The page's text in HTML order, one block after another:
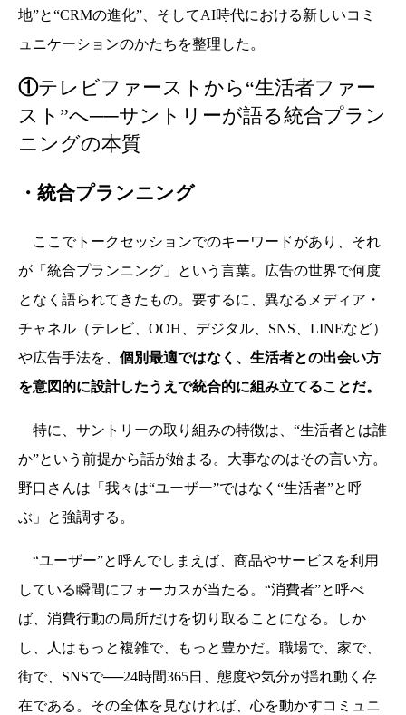
地”と“CRMの進化”、そしてAI時代における新しいコミ
ュニケーションのかたちを整理した。
①テレビファーストから“生活者ファー
スト”へ──サントリーが語る統合プラン
ニングの本質
・統合プランニング
ここでトークセッションでのキーワードがあり、それ
が「統合プランニング」という言葉。広告の世界で何度
となく語られてきたもの。要するに、 異なるメディア・
チャネル（テレビ、OOH、デジタル、SNS、LINEなど）
や広告手法を、 個別最適ではなく、生活者との出会い方
を意図的に設計したうえで統合的に組み立てることだ。
特に、サントリーの取り組みの特徴は、“生活者とは誰
か”という前提から話が始まる。大事なのはその言い方。
野口さんは「我々は“ユーザー”ではなく“生活者”と呼
ぶ」と強調する。
“ユーザー”と呼んでしまえば、商品やサービスを利用
している瞬間にフォーカスが当たる。“消費者”と呼べ
ば、消費行動の局所だけを切り取ることになる。しか
し、人はもっと複雑で、もっと豊かだ。職場で、家で、
街で、SNSで──24時間365日、態度や気分が揺れ動く存
在である。その全体を見なければ、心を動かすコミュニ